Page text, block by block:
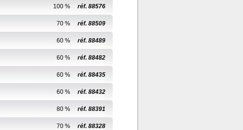
réf. 88576
100 %
réf. 88509
70 %
réf. 88489
60 %
réf. 88482
60 %
réf. 88435
60 %
réf. 88432
60 %
réf. 88391
80 %
réf. 88328
70 %